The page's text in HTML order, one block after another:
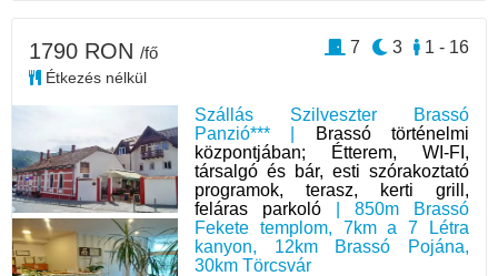
Szállás Szilveszter Brassó
Panzió*** |
Brassó történelmi
központjában; Étterem, WI-FI,
társalgó és bár, esti szórakoztató
programok, terasz, kerti grill,
feláras parkoló | 850m Brassó
Fekete templom, 7km a 7 Létra
kanyon, 12km Brassó Pojána,
30km Törcsvár
1790 RON /fő
Étkezés nélkül
1 - 16
3
7